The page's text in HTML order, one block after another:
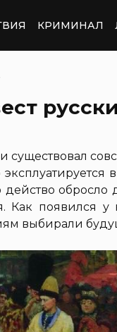
КРИМИНАЛ
в
обросло
Как появился у
выбирали